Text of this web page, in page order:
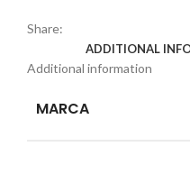
Share:
ADDITIONAL
Additional information
MARCA